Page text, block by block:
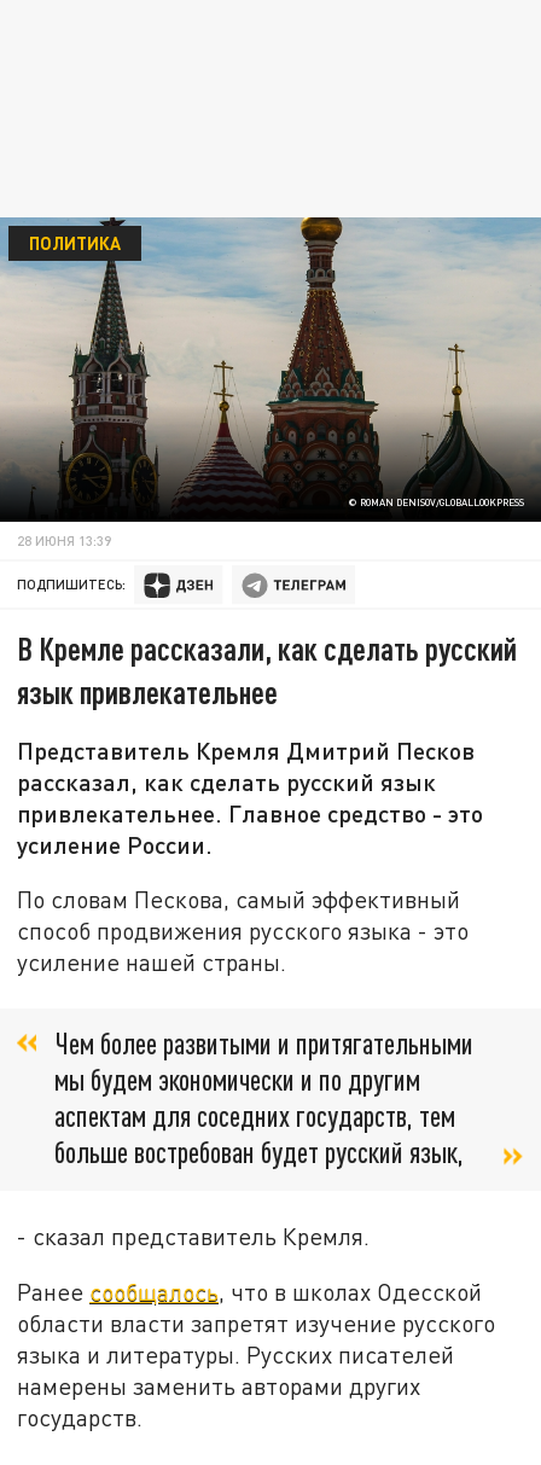
© ROMAN DENISOV/GLOBALLOOKPRESS
ПОЛИТИКА
28 ИЮНЯ 13:39
ПОДПИШИТЕСЬ:
В Кремле рассказали, как сделать русский
язык привлекательнее
Представитель Кремля Дмитрий Песков
рассказал, как сделать русский язык
привлекательнее. Главное средство - это
усиление России.
По словам Пескова, самый эффективный
способ продвижения русского языка - это
усиление нашей страны.
Чем более развитыми и притягательными
мы будем экономически и по другим
аспектам для соседних государств, тем
больше востребован будет русский язык,
- сказал представитель Кремля.
Ранее сообщалось, что в школах Одесской
области власти запретят изучение русского
языка и литературы. Русских писателей
намерены заменить авторами других
государств.